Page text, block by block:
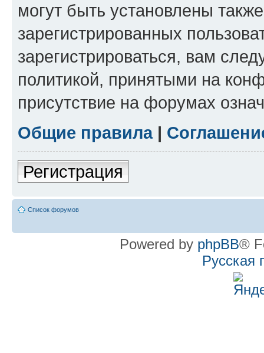
могут быть установлены
зарегистрированных
зарегистрироваться, вам
политикой, принятыми на
присутствие на форумах
Общие правила|
Регистрация
Список форумов
Powered by phpBB®
Русская